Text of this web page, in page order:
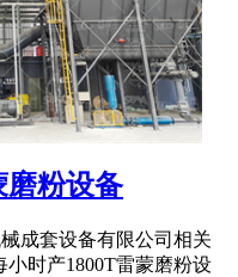
磨粉设备
成套设备有限公司相关
时产1800T雷蒙磨粉设